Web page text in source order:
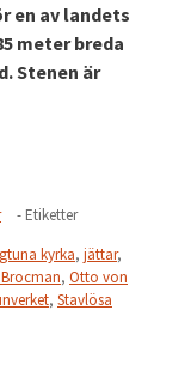
en av landets
meter breda
Stenen är
- Etiketter
kyrka, jättar,
, Otto von
, Stavlösa